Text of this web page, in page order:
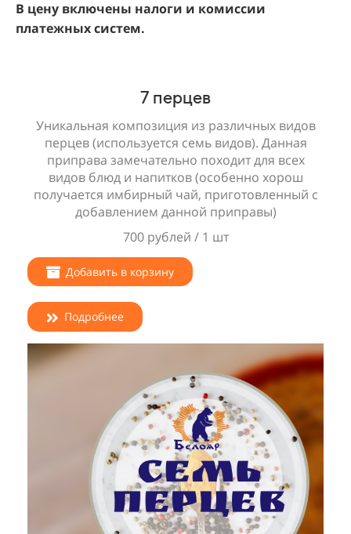
В цену включены налоги и комиссии
платежных систем.
7 перцев
Уникальная композиция из различных видов
перцев (используется семь видов). Данная
приправа замечательно походит для всех
видов блюд и напитков (особенно хорош
получается имбирный чай, приготовленный с
добавлением данной приправы)
700 рублей / 1 шт
Добавить в корзину
Подробнее